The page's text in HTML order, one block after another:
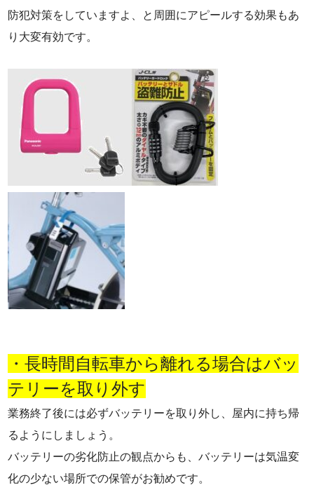
防犯対策をしていますよ、と周囲にアピールする効果もあ
り大変有効です。
・長時間自転車から離れる場合はバッ
テリーを取り外す
業務終了後には必ずバッテリーを取り外し、屋内に持ち帰
るようにしましょう。
バッテリーの劣化防止の観点からも、バッテリーは気温変
化の少ない場所での保管がお勧めです。